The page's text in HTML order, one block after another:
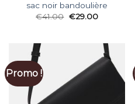
sac noir bandoulière
€41.00 €29.00
Promo !